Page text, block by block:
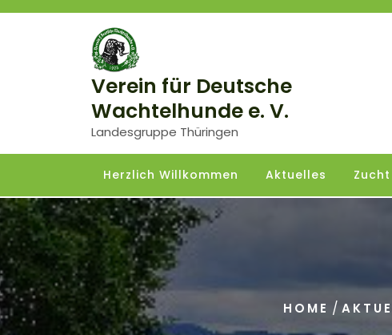
Skip
Verein für Deutsche
Wachtelhunde e. V.
Landesgruppe Thüringen
Herzlich Willkommen Aktuelles Zucht
HOME /